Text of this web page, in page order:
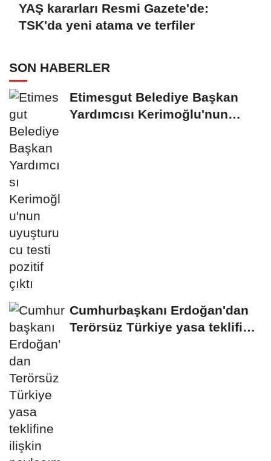
YAŞ kararları Resmi Gazete'de:
TSK'da yeni atama ve terfiler
SON HABERLER
Etimesgut Belediye Başkan
Yardımcısı Kerimoğlu'nun
Cumhurbaşkanı Erdoğan'dan
Terörsüz Türkiye yasa teklifine